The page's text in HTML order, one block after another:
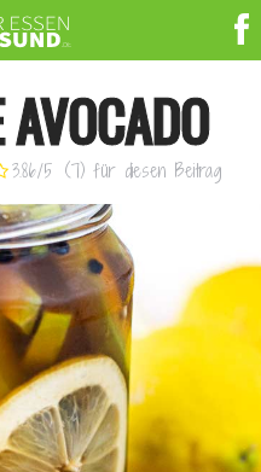
AVOCADO
3.86/5 (7) für diesen Beitrag